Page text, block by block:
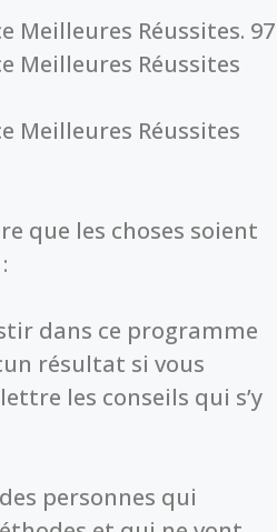
Meilleures Réussites. 97
Meilleures Réussites
Meilleures Réussites
que les choses soient
dans ce programme
résultat si vous
les conseils qui s’y
personnes qui